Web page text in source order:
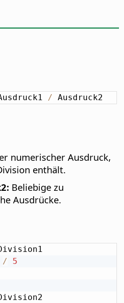
/ Ausdruck2
numerischer Ausdruck,
enthält.
Beliebige zu
Ausdrücke.
/
5